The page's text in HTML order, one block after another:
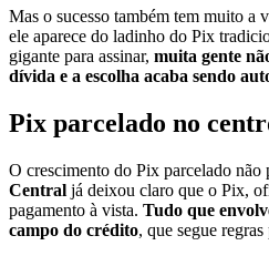
Mas o sucesso também tem muito a
ele aparece do ladinho do Pix
gigante para assinar, muita gente
dívida e a escolha acaba sendo
Pix parcelado no
O crescimento do Pix parcelado não
Central já deixou claro que o Pix,
pagamento à vista. Tudo que
campo do crédito, que segue